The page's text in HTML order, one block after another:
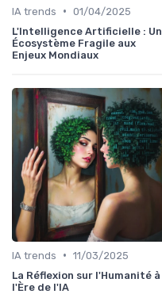
IA trends • 01/04/2025
L'Intelligence Artificielle : Un
Écosystème Fragile aux
Enjeux Mondiaux
IA trends • 11/03/2025
La Réflexion sur l'Humanité à
l'Ère de l'IA